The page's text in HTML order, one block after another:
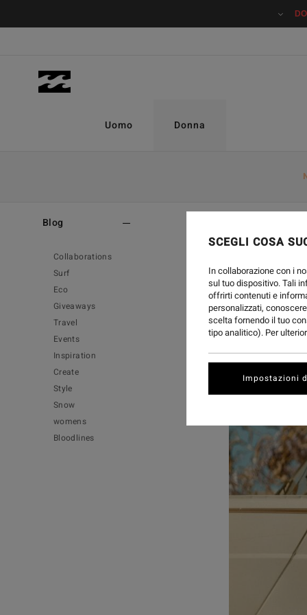
Uomo Donna
Blog
Collaborations
Surf
Eco
Giveaways
Travel
Events
Inspiration
Create
Style
Snow
womens
Bloodlines
SCEGLI COSA
In collaborazione con i
sul tuo dispositivo. Tali
offrirti contenuti e
personalizzati,
scelta fornendo il tuo
tipo analitico). Per
Impostazioni